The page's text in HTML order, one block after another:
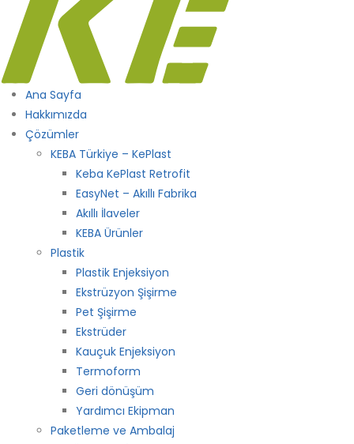
Ana Sayfa
Hakkımızda
Çözümler
KEBA Türkiye – KePlast
Keba KePlast Retrofit
EasyNet – Akıllı Fabrika
Akıllı İlaveler
KEBA Ürünler
Plastik
Plastik Enjeksiyon
Ekstrüzyon Şişirme
Pet Şişirme
Ekstrüder
Kauçuk Enjeksiyon
Termoform
Geri dönüşüm
Yardımcı Ekipman
Paketleme ve Ambalaj